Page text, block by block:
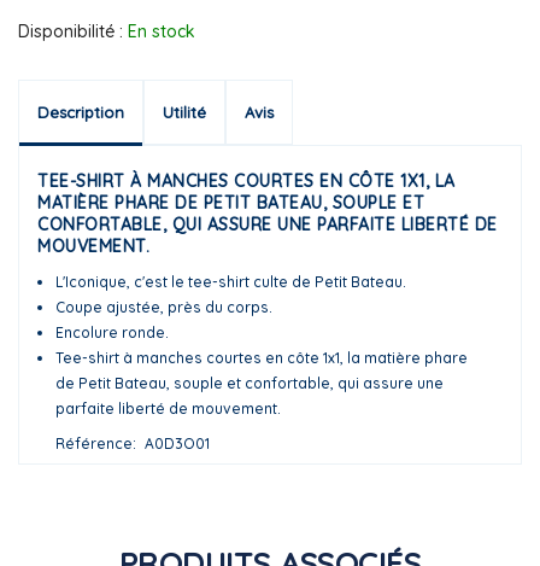
Disponibilité : En stock
Description Utilité Avis
TEE-SHIRT À MANCHES COURTES EN CÔTE 1X1, LA
MATIÈRE PHARE DE PETIT BATEAU, SOUPLE ET
CONFORTABLE, QUI ASSURE UNE PARFAITE LIBERTÉ DE
MOUVEMENT.
L'Iconique, c'est le tee-shirt culte de Petit Bateau.
Coupe ajustée, près du corps.
Encolure ronde.
Tee-shirt à manches courtes en côte 1x1, la matière phare
de Petit Bateau, souple et confortable, qui assure une
parfaite liberté de mouvement.
Référence
A0D3O01